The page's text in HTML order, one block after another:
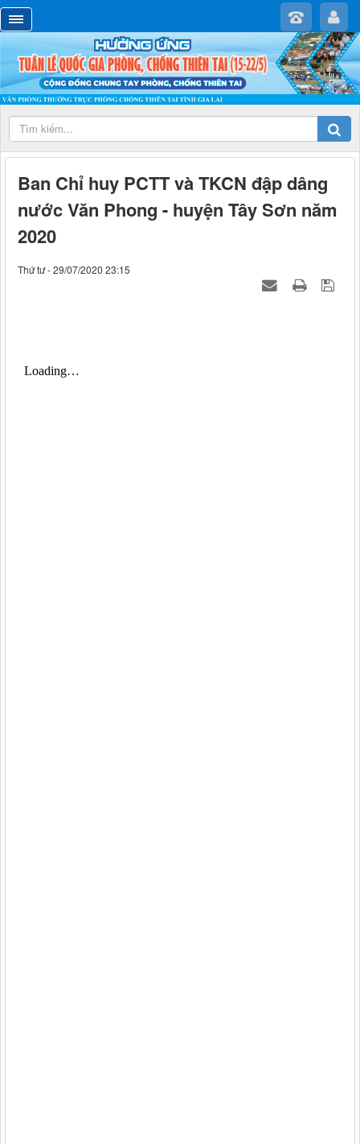
Ban Chỉ huy PCTT và TKCN đập dâng
nước Văn Phong - huyện Tây Sơn năm
2020
Thứ tư - 29/07/2020 23:15